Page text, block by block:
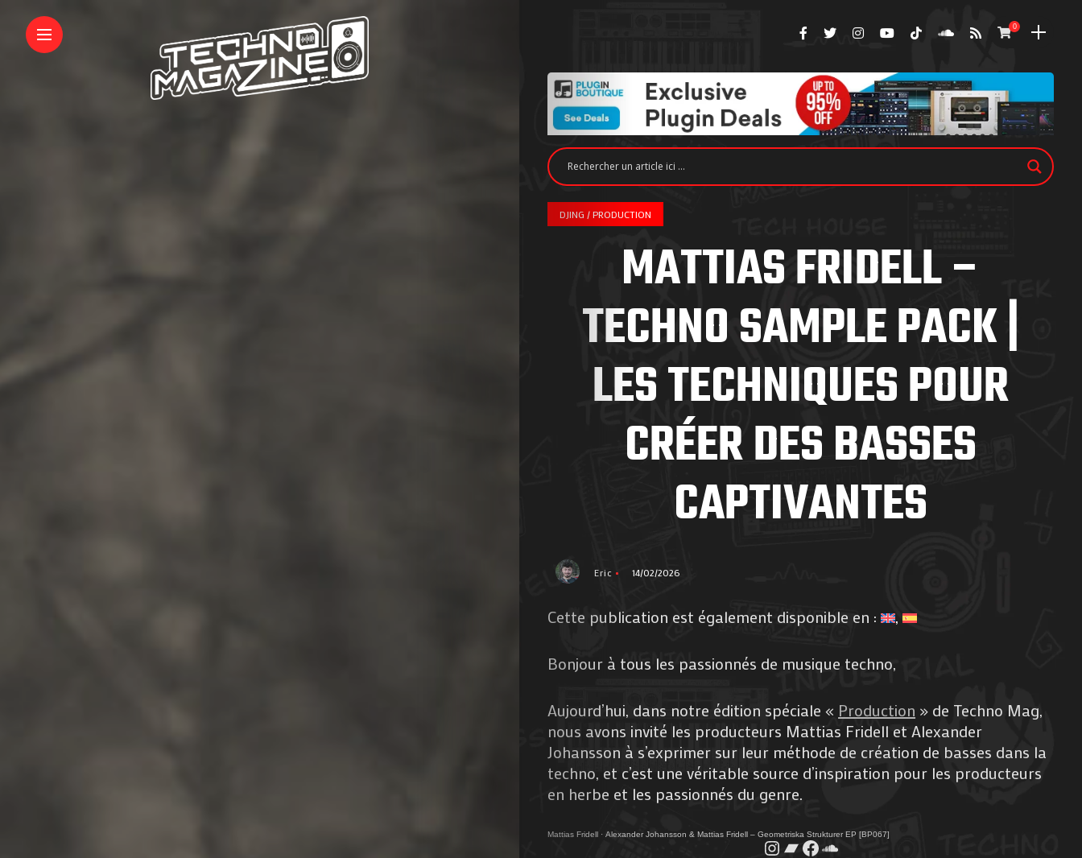
0
DJING / PRODUCTION
MATTIAS FRIDELL –
TECHNO SAMPLE PACK |
LES TECHNIQUES POUR
CRÉER DES BASSES
CAPTIVANTES
Eric 14/02/2026
Cette publication est également disponible en :
Bonjour à tous les passionnés de musique techno,
Aujourd’hui, dans notre édition spéciale « Production » de Techno Mag,
nous avons invité les producteurs Mattias Fridell et Alexander
Johansson à s’exprimer sur leur méthode de création de basses dans la
techno, et c’est une véritable source d’inspiration pour les producteurs
en herbe et les passionnés du genre.
Mattias Fridell ·Alexander Johansson & Mattias Fridell – Geometriska Strukturer EP [BP067]
Instagram
Bandcamp
Facebook
SoundCloud